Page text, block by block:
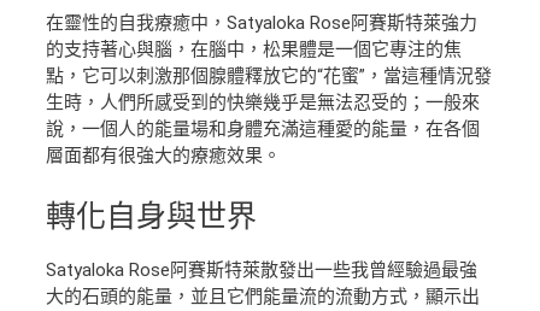
在靈性的自我療癒中，Satyaloka Rose阿賽斯特萊強力
的支持著心與腦，在腦中，松果體是一個它專注的焦
點，它可以刺激那個腺體釋放它的“花蜜”，當這種情況發
生時，人們所感受到的快樂幾乎是無法忍受的；一般來
說，一個人的能量場和身體充滿這種愛的能量，在各個
層面都有很強大的療癒效果。
轉化自身與世界
Satyaloka Rose阿賽斯特萊散發出一些我曾經驗過最強
大的石頭的能量，並且它們能量流的流動方式，顯示出